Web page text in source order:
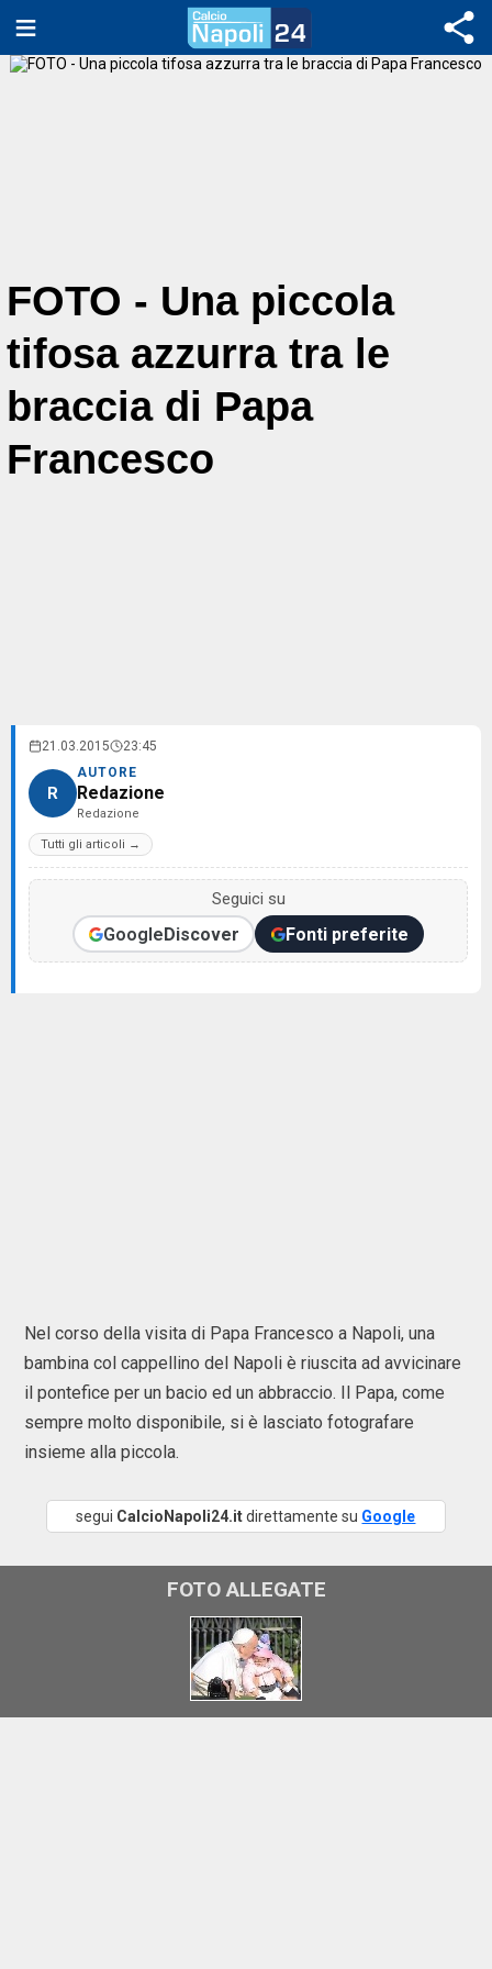
FOTO - Una piccola
tifosa azzurra tra le
braccia di Papa
Francesco
21.03.2015 23:45
R
AUTORE
Redazione
Redazione
Tutti gli articoli →
Seguici su
GoogleDiscover Fonti preferite
Nel corso della visita di Papa Francesco a Napoli, una
bambina col cappellino del Napoli è riuscita ad avvicinare
il pontefice per un bacio ed un abbraccio. Il Papa, come
sempre molto disponibile, si è lasciato fotografare
insieme alla piccola.
segui CalcioNapoli24.itdirettamente su Google
FOTO ALLEGATE